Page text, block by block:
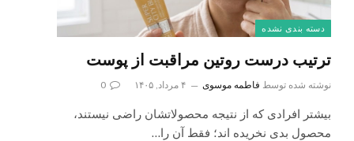
دسته بندی نشده
ترتیب درست روتین مراقبت از پوست
نوشته شده توسط فاطمه موسوی ۴ مرداد, ۱۴۰۵ 0
بیشتر افرادی که از نتیجه محصولاتشان راضی نیستند،
محصول بدی نخریده اند؛ فقط آن را…